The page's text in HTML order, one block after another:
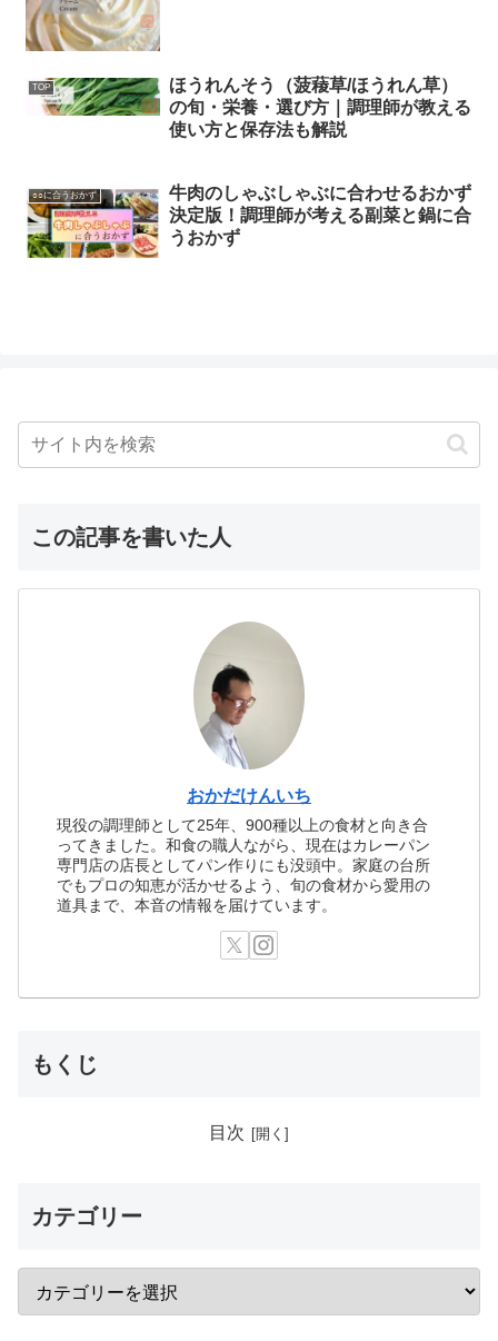
TOP
ほうれんそう（菠薐草/ほうれん草）
の旬・栄養・選び方｜調理師が教える
使い方と保存法も解説
○○に合うおかず
牛肉のしゃぶしゃぶに合わせるおかず
決定版！調理師が考える副菜と鍋に合
うおかず
この記事を書いた人
おかだけんいち
現役の調理師として25年、900種以上の食材と向き合
ってきました。和食の職人ながら、現在はカレーパン
専門店の店長としてパン作りにも没頭中。家庭の台所
でもプロの知恵が活かせるよう、旬の食材から愛用の
道具まで、本音の情報を届けています。
もくじ
目次
カテゴリー